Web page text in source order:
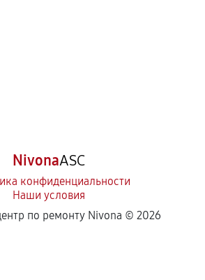
NivonaASC
конфиденциальности
Наши условия
по ремонту Nivona © 2026